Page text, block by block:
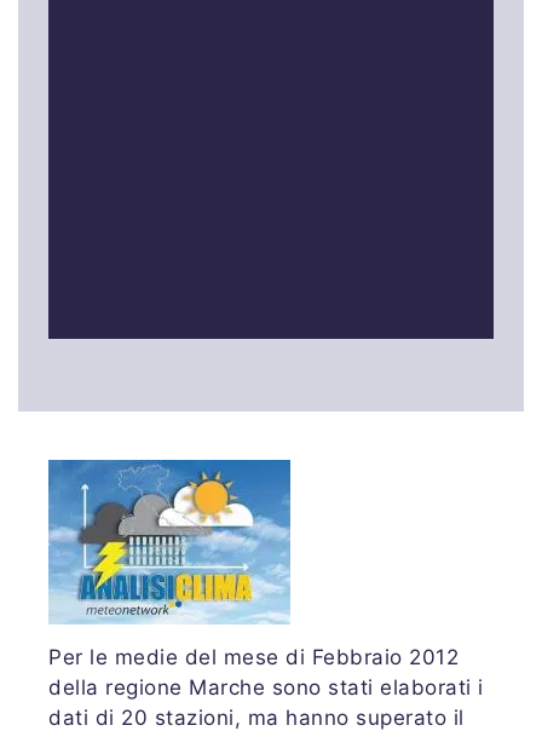
Per le medie del mese di Febbraio 2012
della regione Marche sono stati elaborati i
dati di 20 stazioni, ma hanno superato il